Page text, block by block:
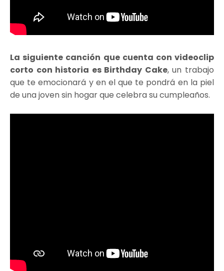
La siguiente canción que cuenta con videoclip
corto con historia es Birthday Cake, un trabajo
que te emocionará y en el que te pondrá en la piel
de una joven sin hogar que celebra su cumpleaños.